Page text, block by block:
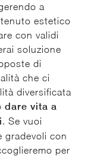
a
estetico
con validi
soluzione
di
che ci
diversificata
dare vita a
. Se vuoi
gradevoli con
per